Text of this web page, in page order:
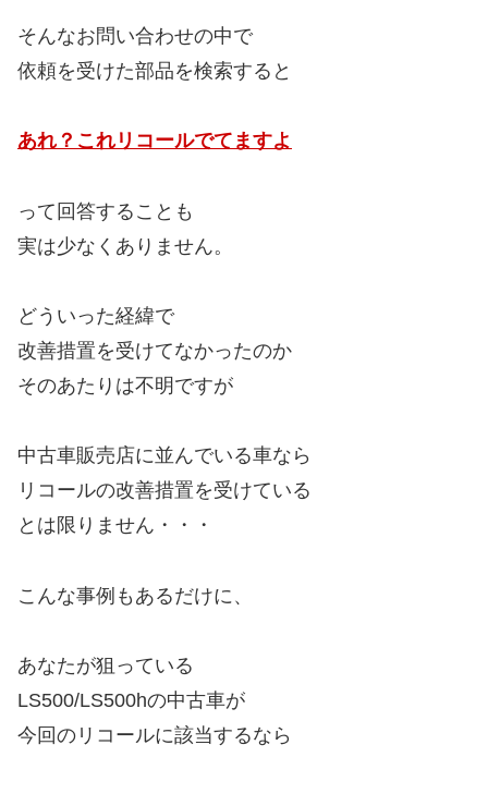
そんなお問い合わせの中で
依頼を受けた部品を検索すると
あれ？これリコールでてますよ
って回答することも
実は少なくありません。
どういった経緯で
改善措置を受けてなかったのか
そのあたりは不明ですが
中古車販売店に並んでいる車なら
リコールの改善措置を受けている
とは限りません・・・
こんな事例もあるだけに、
あなたが狙っている
LS500/LS500hの中古車が
今回のリコールに該当するなら